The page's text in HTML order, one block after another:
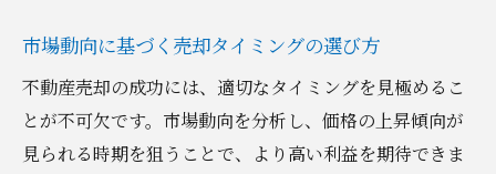
市場動向に基づく売却タイミングの選び方
不動産売却の成功には、適切なタイミングを見極めるこ
とが不可欠です。市場動向を分析し、価格の上昇傾向が
見られる時期を狙うことで、より高い利益を期待できま